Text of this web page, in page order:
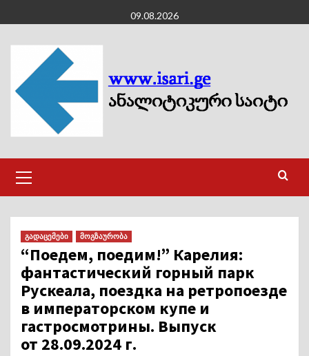
to
content
09.08.2026
Menu
გადაცემები მოგზაურობა
“Поедем, поедим!” Карелия:
фантастический горный парк
Рускеала, поездка на ретропоезде
в императорском купе и
гастросмотрины. Выпуск
от 28.09.2024 г.